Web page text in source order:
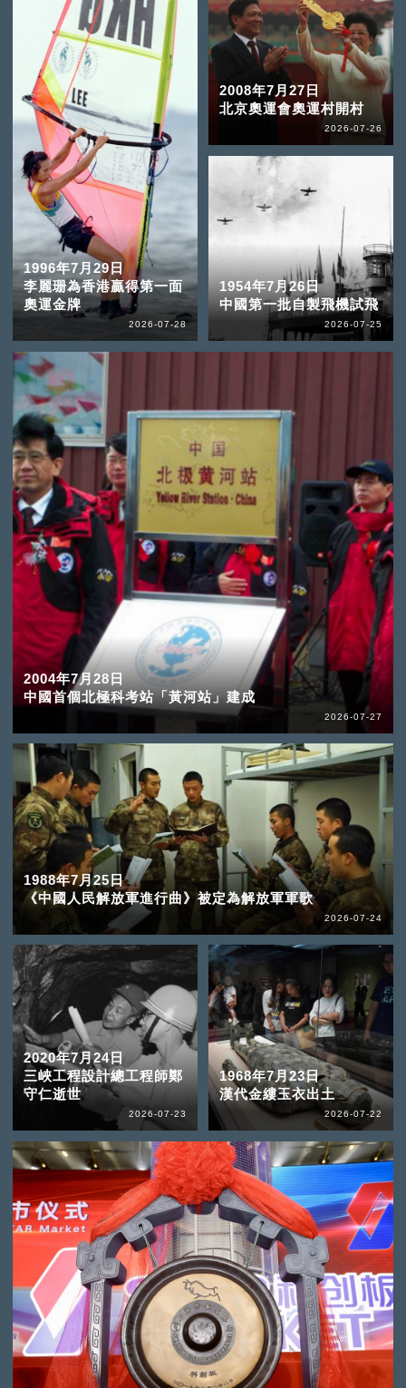
1996年7月29日
李麗珊為香港贏得第一面
奧運金牌
2026-07-28
2004年7月28日
中國首個北極科考站「黃河站」建成
2026-07-27
2008年7月27日
北京奧運會奧運村開村
2026-07-26
1954年7月26日
中國第一批自製飛機試飛
2026-07-25
1988年7月25日
《中國人民解放軍進行曲》被定為解放軍軍歌
2026-07-24
2020年7月24日
三峽工程設計總工程師鄭
守仁逝世
2026-07-23
1968年7月23日
漢代金縷玉衣出土
2026-07-22